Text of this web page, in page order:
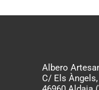
Albero
C/ Els